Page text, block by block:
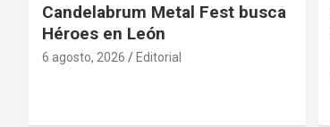
Candelabrum Metal Fest busca
Héroes en León
6 agosto, 2026 Editorial